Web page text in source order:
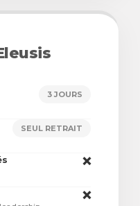
3 JOURS
SEUL RETRAIT
❌
❌